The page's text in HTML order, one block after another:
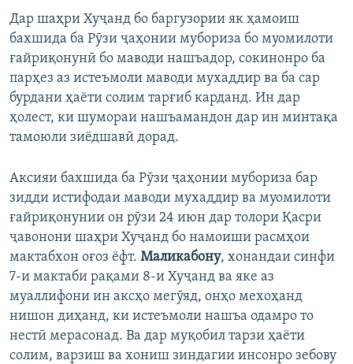
Дар шаҳри Хуҷанд бо баргузории як ҳамоиш
бахшида ба Рӯзи ҷаҳонии мубориза бо муомилоти
ғайриқонунӣ бо маводи нашъадор, сокинонро ба
парҳез аз истеъмоли маводи мухаддир ва ба сар
бурдани ҳаёти солим тарғиб карданд. Ин дар
ҳолест, ки шумораи нашъамандон дар ин минтақа
тамоюли зиёдшавӣ дорад.
Аксияи бахшида ба Рӯзи ҷаҳонии мубориза бар
зидди истифодаи маводи мухаддир ва муомилоти
ғайриқонунии он рӯзи 24 июн дар толори Қасри
ҷавонони шаҳри Хуҷанд бо намоиши расмҳои
мактабхон оғоз ёфт. Маликабону, хонандаи синфи
7-и мактаби рақами 8-и Хуҷанд ва яке аз
муаллифони ин аксҳо мегӯяд, онҳо мехоҳанд
нишон диҳанд, ки истеъмоли нашъа одамро то
нестӣ мерасонад. Ва дар муқобил тарзи ҳаёти
солим, варзиш ва хониш зиндагии инсонро зебову